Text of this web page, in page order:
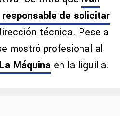
de solicitar
técnica. Pese a
mostró profesional al
Máquina en la liguilla.